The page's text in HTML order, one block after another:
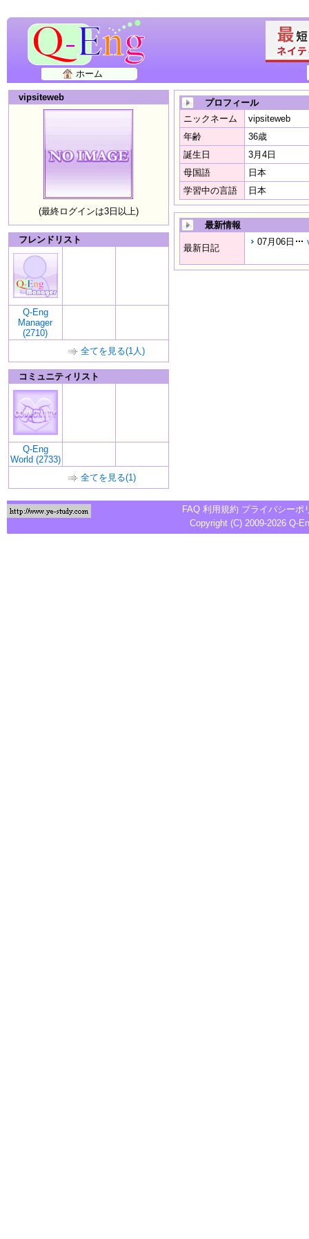
ホーム
vipsiteweb
(最終ログインは3日以上)
フレンドリスト
Q-Eng
Manager
(2710)
全てを見る(1人)
コミュニティリスト
Q-Eng
World (2733)
全てを見る(1)
プロフィール
ニックネーム
vipsiteweb
年齢
36歳
誕生日
3月4日
母国語
日本
学習中の言語
日本
最新情報
最新日記
07月06日
FAQ 利用規約 プライバシーポ
Copyright (C) 2009-2026 Q-